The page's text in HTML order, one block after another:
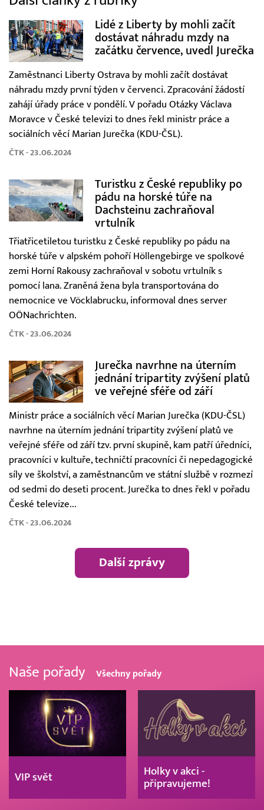
Lidé z Liberty by mohli začít
dostávat náhradu mzdy na
začátku července, uvedl Jurečka
Zaměstnanci Liberty Ostrava by mohli začít dostávat
náhradu mzdy první týden v červenci. Zpracování žádostí
zahájí úřady práce v pondělí. V pořadu Otázky Václava
Moravce v České televizi to dnes řekl ministr práce a
sociálních věcí Marian Jurečka (KDU-ČSL).
ČTK - 23.06.2024
Turistku z České republiky po
pádu na horské túře na
Dachsteinu zachraňoval
vrtulník
Třiatřicetiletou turistku z České republiky po pádu na
horské túře v alpském pohoří Höllengebirge ve spolkové
zemi Horní Rakousy zachraňoval v sobotu vrtulník s
pomocí lana. Zraněná žena byla transportována do
nemocnice ve Vöcklabrucku, informoval dnes server
OÖNachrichten.
ČTK - 23.06.2024
Jurečka navrhne na úterním
jednání tripartity zvýšení platů
ve veřejné sféře od září
Ministr práce a sociálních věcí Marian Jurečka (KDU-ČSL)
navrhne na úterním jednání tripartity zvýšení platů ve
veřejné sféře od září tzv. první skupině, kam patří úředníci,
pracovníci v kultuře, techničtí pracovníci či nepedagogické
síly ve školství, a zaměstnancům ve státní službě v rozmezí
od sedmi do deseti procent. Jurečka to dnes řekl v pořadu
České televize...
ČTK - 23.06.2024
Další zprávy
Naše pořady Všechny pořady
VIP svět
Holky v akci -
připravujeme!